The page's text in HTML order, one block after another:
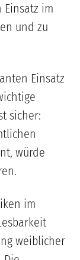
im
und zu
Einsatz
sicher:
würde
im
weiblicher